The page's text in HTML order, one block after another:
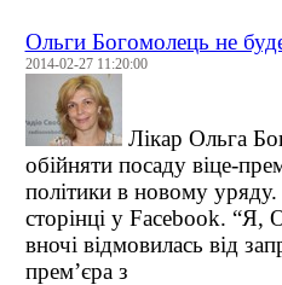
Ольги Богомолець не
2014-02-27 11:20:00
Лікар Ольга
обійняти посаду віце-
політики в новому
сторінці у Facebook. “Я,
вночі відмовилась від
прем’єра з